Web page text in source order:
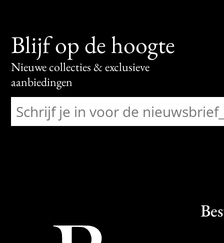
Blijf op de hoogte
Nieuwe collecties & exclusieve
aanbiedingen